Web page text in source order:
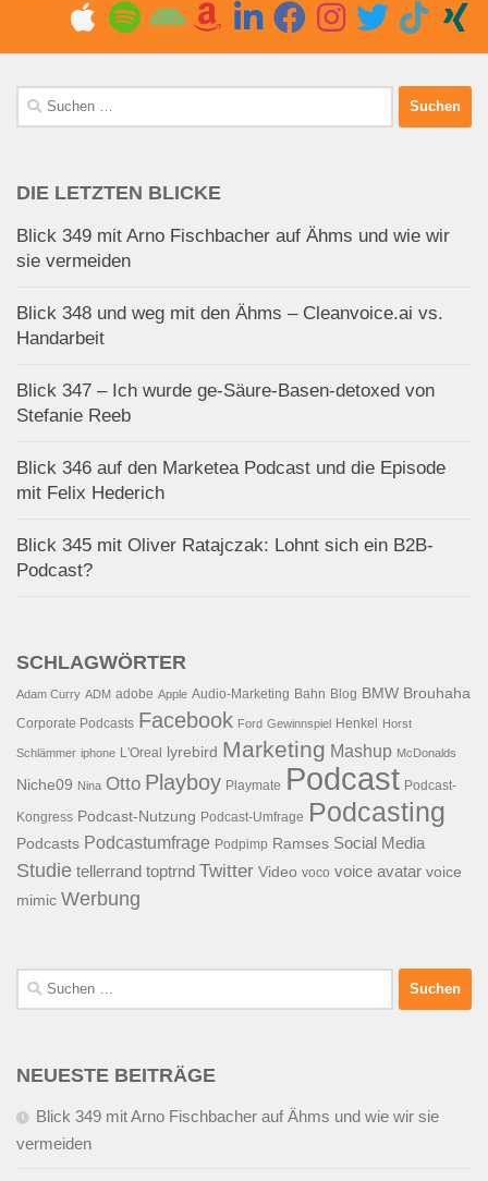
Suchen
nach:
DIE LETZTEN BLICKE
Blick 349 mit Arno Fischbacher auf Ähms und wie wir
sie vermeiden
Blick 348 und weg mit den Ähms – Cleanvoice.ai vs.
Handarbeit
Blick 347 – Ich wurde ge-Säure-Basen-detoxed von
Stefanie Reeb
Blick 346 auf den Marketea Podcast und die Episode
mit Felix Hederich
Blick 345 mit Oliver Ratajczak: Lohnt sich ein B2B-
Podcast?
SCHLAGWÖRTER
Adam Curry ADM adobe Apple Audio-Marketing Bahn Blog BMW Brouhaha
Corporate Podcasts Facebook Ford Gewinnspiel Henkel Horst
Schlämmer iphone L'Oreal lyrebird Marketing Mashup McDonalds
Niche09 Nina Otto Playboy Playmate Podcast Podcast-
Kongress Podcast-Nutzung Podcast-Umfrage Podcasting
Podcasts Podcastumfrage Podpimp Ramses Social Media
Studie tellerrand toptrnd Twitter Video voco voice avatar voice
mimic Werbung
Suchen
nach:
NEUESTE BEITRÄGE
Blick 349 mit Arno Fischbacher auf Ähms und wie wir sie
vermeiden